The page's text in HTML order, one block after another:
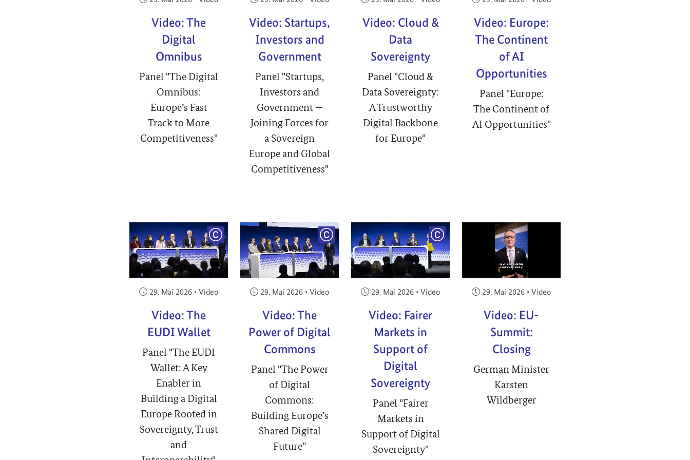
Video: The
Digital
Omnibus
Panel "The Digital
Omnibus:
Europe’s Fast
Track to More
Competitiveness"
Video: Startups,
Investors and
Government
Panel "Startups,
Investors and
Government —
Joining Forces for
a Sovereign
Europe and Global
Competitiveness"
Video: Cloud &
Data
Sovereignty
Panel "Cloud &
Data Sovereignty:
A Trustworthy
Digital Backbone
for Europe"
Video: Europe:
The Continent
of AI
Opportunities
Panel "Europe:
The Continent of
AI Opportunities"
COPYRIGHT
Veröffentlicht am:
29. Mai 2026 • Video
Video: The
EUDI Wallet
Panel "The EUDI
Wallet: A Key
Enabler in
Building a Digital
Europe Rooted in
Sovereignty, Trust
and
COPYRIGHT
Veröffentlicht am:
29. Mai 2026 • Video
Video: The
Power of Digital
Commons
Panel "The Power
of Digital
Commons:
Building Europe’s
Shared Digital
Future"
COPYRIGHT
Veröffentlicht am:
29. Mai 2026 • Video
Video: Fairer
Markets in
Support of
Digital
Sovereignty
Panel "Fairer
Markets in
Support of Digital
Sovereignty"
Veröffentlicht am:
29. Mai 2026 • Video
Video: EU-
Summit:
Closing
German Minister
Karsten
Wildberger